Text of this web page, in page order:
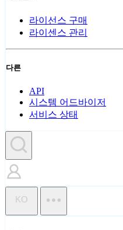
라이선스 구매
라이센스 관리
다른
API
시스템 어드바이저
서비스 상태
KO